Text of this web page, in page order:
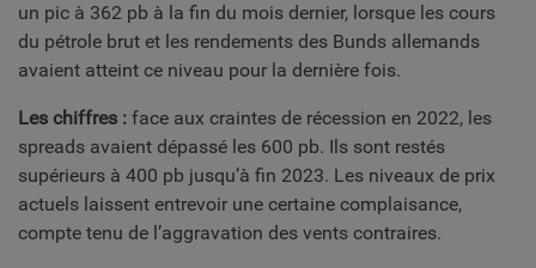
un pic à 362 pb à la fin du mois dernier, lorsque les cours
du pétrole brut et les rendements des Bunds allemands
avaient atteint ce niveau pour la dernière fois.
Les chiffres : face aux craintes de récession en 2022, les
spreads avaient dépassé les 600 pb. Ils sont restés
supérieurs à 400 pb jusqu’à fin 2023. Les niveaux de prix
actuels laissent entrevoir une certaine complaisance,
compte tenu de l’aggravation des vents contraires.